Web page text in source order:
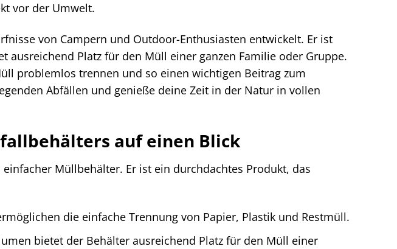
vor der Umwelt.
von Campern und Outdoor-Enthusiasten entwickelt. Er ist
Platz für den Müll einer ganzen Familie oder Gruppe.
problemlos trennen und so einen wichtigen Beitrag zum
Abfällen und genieße deine Zeit in der Natur in vollen
auf einen Blick
Müllbehälter. Er ist ein durchdachtes Produkt, das
die einfache Trennung von Papier, Plastik und Restmüll.
bietet der Behälter ausreichend Platz für den Müll einer